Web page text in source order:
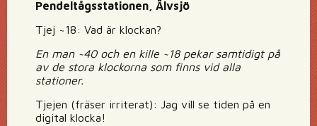
Pendeltågsstationen, Älvsjö
Tjej ~18: Vad är klockan?
En man ~40 och en kille ~18 pekar samtidigt på
av de stora klockorna som finns vid alla
stationer.
Tjejen (fräser irriterat): Jag vill se tiden på en
digital klocka!